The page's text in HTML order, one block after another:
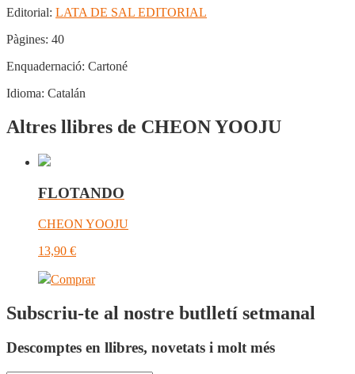
Editorial: LATA DE SAL EDITORIAL
Pàgines: 40
Enquadernació: Cartoné
Idioma: Catalán
Altres llibres de CHEON YOOJU
FLOTANDO
CHEON YOOJU
13,90 €
Comprar
Subscriu-te al nostre butlletí setmanal
Descomptes en llibres, novetats i molt més